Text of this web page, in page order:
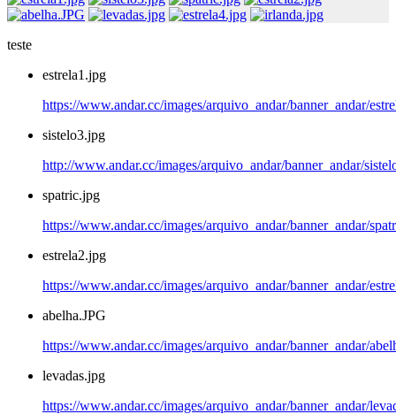
teste
estrela1.jpg
https://www.andar.cc/images/arquivo_andar/banner_andar/
sistelo3.jpg
http://www.andar.cc/images/arquivo_andar/banner_andar/
spatric.jpg
https://www.andar.cc/images/arquivo_andar/banner_andar/
estrela2.jpg
https://www.andar.cc/images/arquivo_andar/banner_andar/
abelha.JPG
https://www.andar.cc/images/arquivo_andar/banner_andar/
levadas.jpg
https://www.andar.cc/images/arquivo_andar/banner_andar/